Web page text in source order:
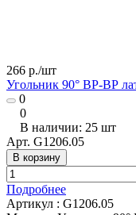
266 р./шт
Угольник 90° ВР-ВР
0
0
В наличии: 25 шт
Арт. G1206.05
В корзину
Подробнее
Артикул : G1206.05